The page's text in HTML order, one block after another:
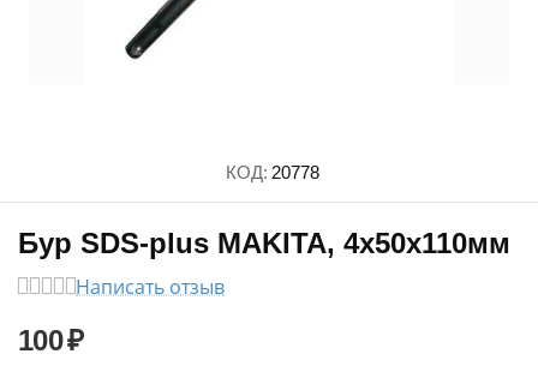
КОД: 20778
Бур SDS-plus MAKITA, 4х50х110мм
Написать отзыв
100₽